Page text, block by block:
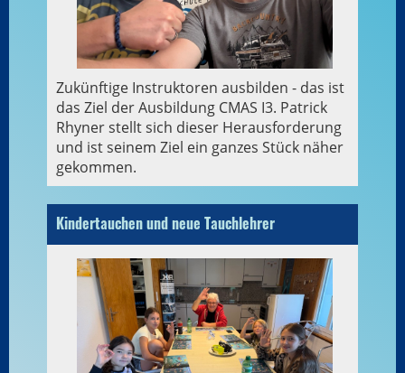
Zukünftige Instruktoren ausbilden - das ist
das Ziel der Ausbildung CMAS I3. Patrick
Rhyner stellt sich dieser Herausforderung
und ist seinem Ziel ein ganzes Stück näher
gekommen.
Kindertauchen und neue Tauchlehrer